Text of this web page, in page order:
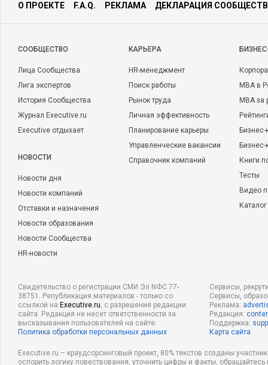
О ПРОЕКТЕ F.A.Q. РЕКЛАМА ДЕКЛАРАЦИЯ
CООБЩЕСТВО
Лица Сообщества
Лига экспертов
История Сообщества
Журнал Executive.ru
Executive отдыхает
НОВОСТИ
Новости дня
Новости компаний
Отставки и назначения
Новости образования
Новости Сообщества
HR-новости
КАРЬЕРА
HR-менеджмент
Поиск работы
Рынок труда
Личная эффективность
Планирование карьеры
Управленческие вакансии
Справочник компаний
MBA в
MBA
Бизнес-
Книги
Тесты
Видео
Свидетельство о регистрации СМИ Эл NФС 77-
38751. Републикация материалов - только со
ссылкой на Executive.ru, с разрешения редакции
сайта. Редакция не несет ответственности за
высказывания пользователей на сайте.
Политика обработки персональных данных
Сервисы,
Сервисы,
Реклама:
Редакция:
Поддержка:
Карта сайта
Executive.ru – краудсорсинговый проект, 80% текстов созданы
оспорить логику повествования, уточнить цифры и факты,